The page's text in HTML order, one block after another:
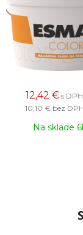
12,42 € s
10,10 € bez
Na sklade